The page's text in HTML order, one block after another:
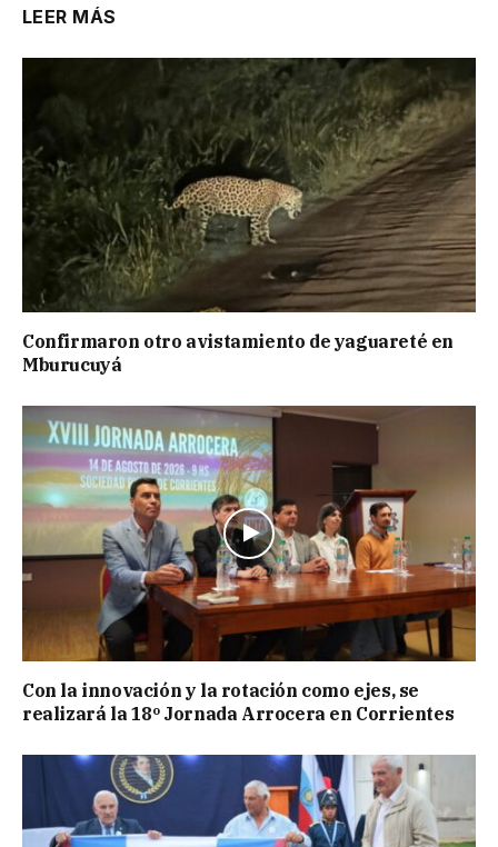
LEER MÁS
Confirmaron otro avistamiento de yaguareté en
Mburucuyá
Con la innovación y la rotación como ejes, se
realizará la 18º Jornada Arrocera en Corrientes